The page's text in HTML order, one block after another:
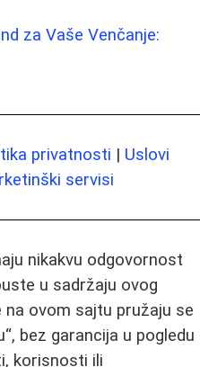
za Vaše Venčanje:
privatnosti | Uslovi
servisi
nikakvu odgovornost
u sadržaju ovog
ovom sajtu pružaju se
bez garancija u pogledu
korisnosti ili